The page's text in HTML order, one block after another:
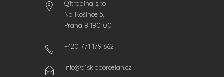
Q1trading s.r.o
Na Košince 5,
Praha 8 180 00
+420 771 179 662
info@q1skloporcelan.cz